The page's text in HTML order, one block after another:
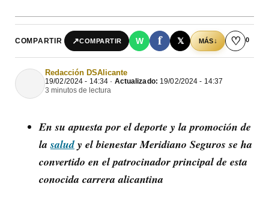
COMPARTIR ↗COMPARTIR W f 𝕏 MÁS↓ ♡ 0
Redacción DSAlicante
19/02/2024 - 14:34 · Actualizado: 19/02/2024 - 14:37
3 minutos de lectura
En su apuesta por el deporte y la promoción de
lasaludy el bienestar Meridiano Seguros se ha
convertido en el patrocinador principal de esta
conocida carrera alicantina